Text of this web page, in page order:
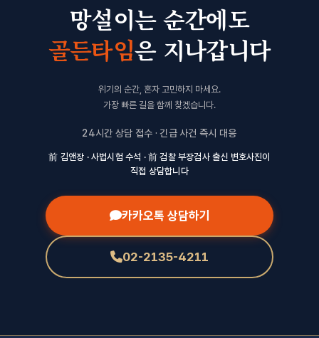
망설이는 순간에도
골든타임은 지나갑니다
위기의 순간, 혼자 고민하지 마세요.
가장 빠른 길을 함께 찾겠습니다.
24시간 상담 접수 · 긴급 사건 즉시 대응
前 김앤장 · 사법시험 수석 · 前 검찰 부장검사 출신 변호사진이
직접 상담합니다
카카오톡 상담하기
02-2135-4211